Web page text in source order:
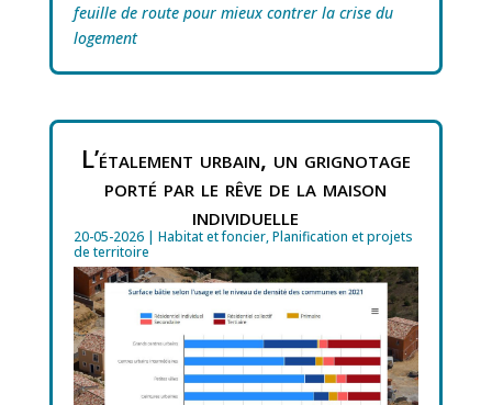
feuille de route pour mieux contrer la crise du
logement
L’étalement urbain, un grignotage
porté par le rêve de la maison
individuelle
20-05-2026| Habitat et foncier,Planification et projets
de territoire